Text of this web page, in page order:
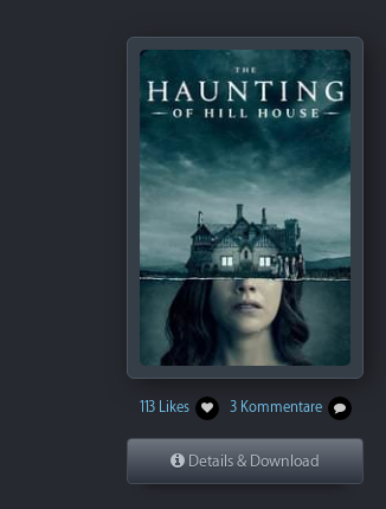
113 Likes 3 Kommentare
Details & Download